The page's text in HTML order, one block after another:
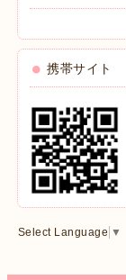
携帯サイト
Select Language ▼